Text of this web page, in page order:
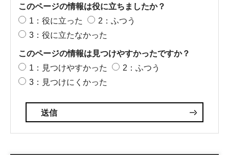
このページの情報は役に立ちましたか？
1：役に立った
2：ふつう
3：役に立たなかった
このページの情報は見つけやすかったですか？
1：見つけやすかった
2：ふつう
3：見つけにくかった